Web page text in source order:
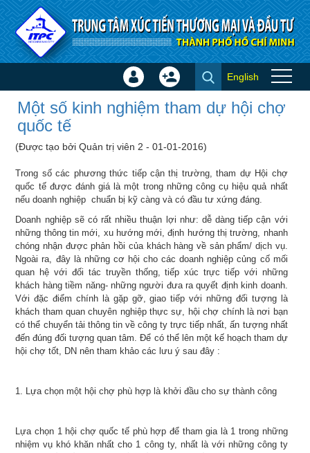
Truy cập nội dung luôn
Một số kinh nghiệm tham dự
hội chợ quốc tế - Bí quyết
Đăng
Tạo
khoản
English
×
Một số kinh nghiệm tham dự hội chợ
quốc tế
(Được tạo bởi Quản trị viên 2 - 01-01-2016)
Trong số các phương thức tiếp cận thị trường, tham dự Hội chợ
quốc tế được đánh giá là một trong những công cụ hiệu quả nhất
nếu doanh nghiệp chuẩn bị kỹ càng và có đầu tư xứng đáng.
Doanh nghiệp sẽ có rất nhiều thuận lợi như: dễ dàng tiếp cận với
những thông tin mới, xu hướng mới, định hướng thị trường, nhanh
chóng nhận được phản hồi của khách hàng về sản phẩm/ dịch vụ.
Ngoài ra, đây là những cơ hội cho các doanh nghiệp củng cố mối
quan hệ với đối tác truyền thống, tiếp xúc trực tiếp với những
khách hàng tiềm năng- những người đưa ra quyết định kinh doanh.
Với đặc điểm chính là gặp gỡ, giao tiếp với những đối tượng là
khách tham quan chuyên nghiệp thực sự, hội chợ chính là nơi bạn
có thể chuyển tải thông tin về công ty trực tiếp nhất, ấn tượng nhất
đến đúng đối tượng quan tâm. Để có thể lên một kế hoạch tham dự
hội chợ tốt, DN nên tham khảo các lưu ý sau đây :
1. Lựa chọn một hội chợ phù hợp là khởi đầu cho sự thành công
Lựa chọn 1 hội chợ quốc tế phù hợp để tham gia là 1 trong những
nhiệm vụ khó khăn nhất cho 1 công ty, nhất là với những công ty